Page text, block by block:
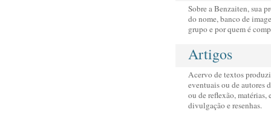
Sobre a Benzaiten, sua
do nome, banco de
grupo e por quem é
Artigos
Acervo de textos
eventuais ou de autores
ou de reflexão, matérias,
divulgação e resenhas.